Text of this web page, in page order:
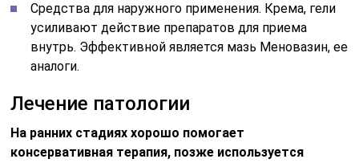
Средства для наружного применения. Крема, гели
усиливают действие препаратов для приема
внутрь. Эффективной является мазь Меновазин, ее
аналоги.
Лечение патологии
На ранних стадиях хорошо помогает
консервативная терапия, позже используется